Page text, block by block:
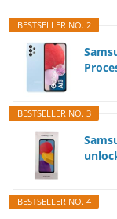
BESTSELLER NO. 2
BESTSELLER NO. 3
BESTSELLER NO. 4